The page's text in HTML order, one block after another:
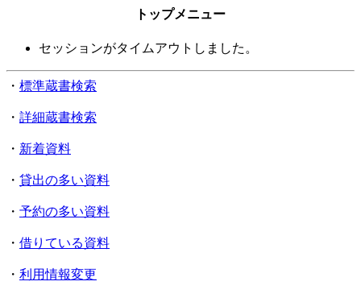
トップメニュー
セッションがタイムアウトしました。
・ 標準蔵書検索
・ 詳細蔵書検索
・ 新着資料
・ 貸出の多い資料
・ 予約の多い資料
・ 借りている資料
・ 利用情報変更